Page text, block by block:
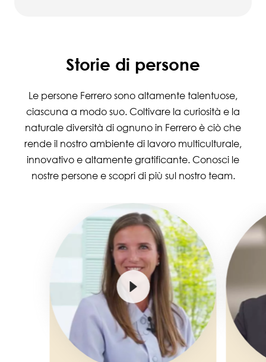
Storie di persone
Le persone Ferrero sono altamente talentuose,
ciascuna a modo suo. Coltivare la curiosità e la
naturale diversità di ognuno in Ferrero è ciò che
rende il nostro ambiente di lavoro multiculturale,
innovativo e altamente gratificante. Conosci le
nostre persone e scopri di più sul nostro team.